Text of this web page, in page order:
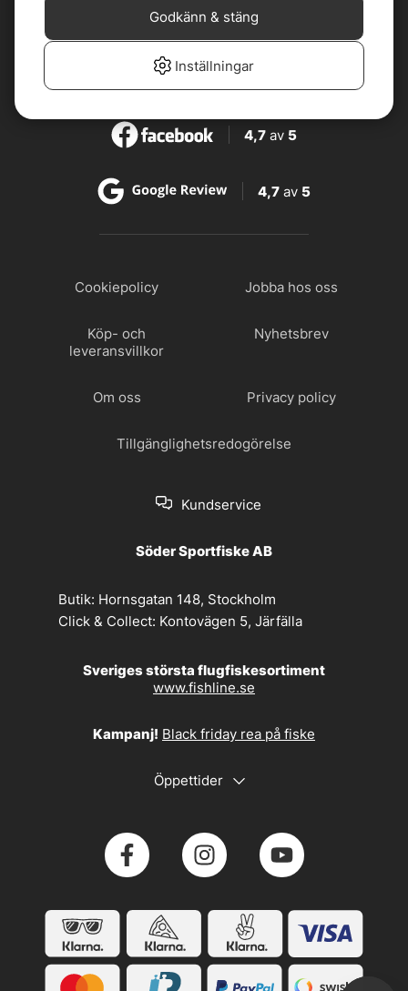
4,8
4,7 av 5
4,7 av 5
Cookiepolicy Jobba hos oss
Köp- och
leveransvillkor
Nyhetsbrev
Om oss Privacy policy
Tillgänglighetsredogörelse
Kundservice
Söder Sportfiske AB
Butik: Hornsgatan 148, Stockholm
Click & Collect: Kontovägen 5, Järfälla
Sveriges största flugfiskesortiment
www.fishline.se
Kampanj! Black friday rea på fiske
Öppettider
Inställningar
Godkänn & stäng